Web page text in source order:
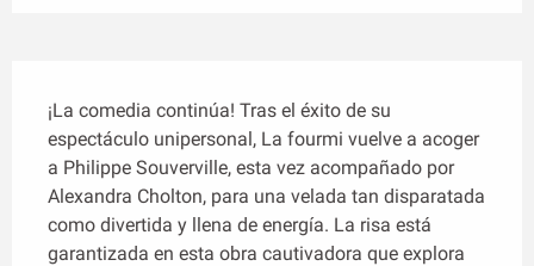
¡La comedia continúa! Tras el éxito de su
espectáculo unipersonal, La fourmi vuelve a acoger
a Philippe Souverville, esta vez acompañado por
Alexandra Cholton, para una velada tan disparatada
como divertida y llena de energía. La risa está
garantizada en esta obra cautivadora que explora